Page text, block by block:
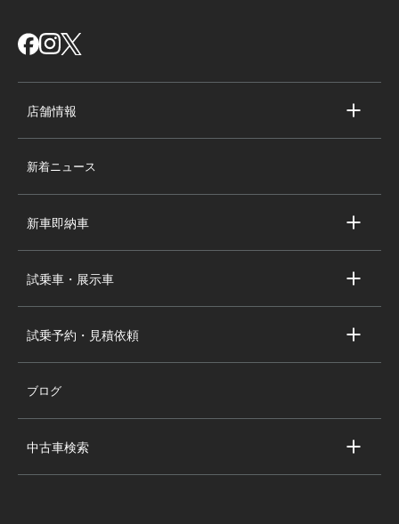
店舗情報
スタッフ紹介
新着ニュース
新車即納車
シボレー新車即納車
試乗車・展示車
シボレー試乗車・展示車
試乗予約・見積依頼
試乗予約
ブログ
中古車検索